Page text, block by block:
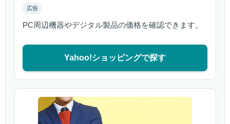
広告
PC周辺機器やデジタル製品の価格を確認できます。
Yahoo!ショッピングで探す